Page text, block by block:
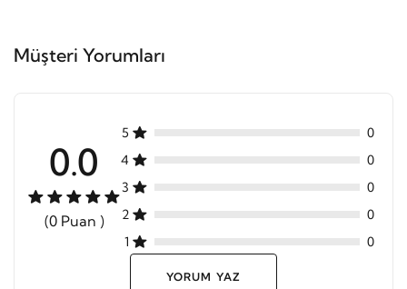
Müşteri Yorumları
0.0
(0 Puan )
5
0
4
0
3
0
2
0
1
0
YORUM YAZ